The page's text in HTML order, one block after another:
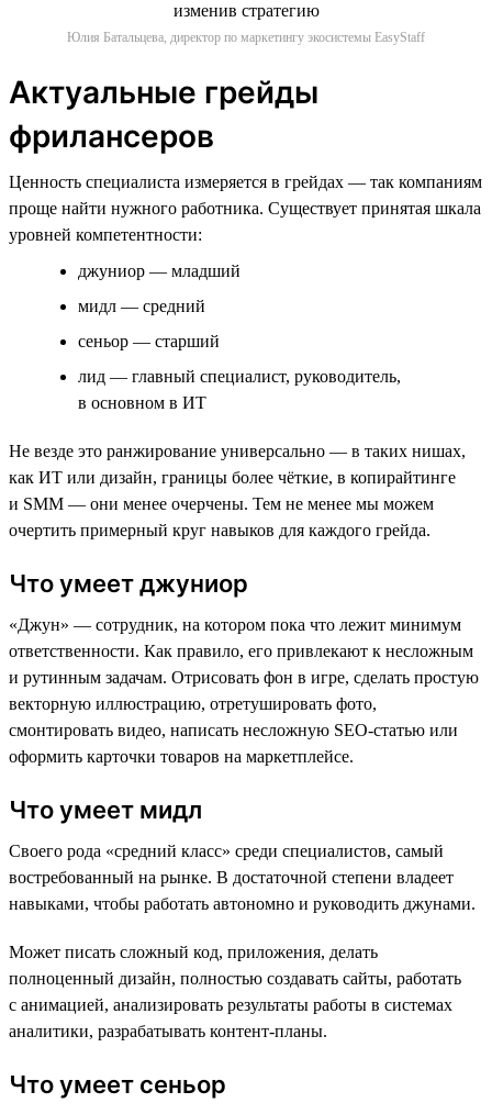
Юлия Батальцева, директор по маркетингу экосистемы EasyStaff
Актуальные грейды
фрилансеров
Ценность специалиста измеряется в грейдах — так компаниям
проще найти нужного работника. Существует принятая шкала
уровней компетентности:
джуниор — младший
мидл — средний
сеньор — старший
лид — главный специалист, руководитель,
в основном в ИТ
Не везде это ранжирование универсально — в таких нишах,
как ИТ или дизайн, границы более чёткие, в копирайтинге
и SMM — они менее очерчены. Тем не менее мы можем
очертить примерный круг навыков для каждого грейда.
Что умеет джуниор
«Джун» — сотрудник, на котором пока что лежит минимум
ответственности. Как правило, его привлекают к несложным
и рутинным задачам. Отрисовать фон в игре, сделать простую
векторную иллюстрацию, отретушировать фото,
смонтировать видео, написать несложную SEO-статью или
оформить карточки товаров на маркетплейсе.
Что умеет мидл
Своего рода «средний класс» среди специалистов, самый
востребованный на рынке. В достаточной степени владеет
навыками, чтобы работать автономно и руководить джунами.
Может писать сложный код, приложения, делать
полноценный дизайн, полностью создавать сайты, работать
с анимацией, анализировать результаты работы в системах
аналитики, разрабатывать контент-планы.
Что умеет сеньор